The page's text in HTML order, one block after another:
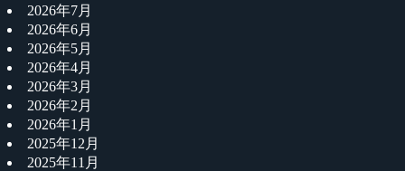
2026年7月
2026年6月
2026年5月
2026年4月
2026年3月
2026年2月
2026年1月
2025年12月
2025年11月